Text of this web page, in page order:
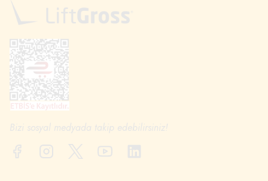
Bizi sosyal medyada takip edebilirsiniz!